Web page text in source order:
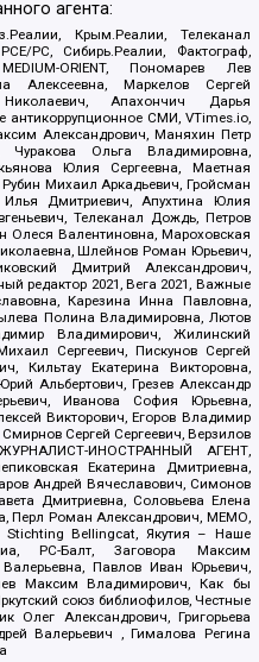
агента:
Крым.Реалии, Телеканал
PC, Сибирь.Реалии, Фактограф,
ORIENT, Пономарев Лев
Алексеевна, Маркелов Сергей
Апахончич Дарья
антикоррупционное СМИ, VTimes.io,
Александрович, Маняхин Петр
Ольга Владимировна,
Юлия Сергеевна, Маетная
Михаил Аркадьевич, Гройсман
Дмитриевич, Апухтина Юлия
Телеканал Дождь, Петров
Олеся Валентиновна, Мароховская
Шлейнов Роман Юрьевич,
Дмитрий Александрович,
редактор 2021, Вега 2021, Важные
Карезина Инна Павловна,
Полина Владимировна, Лютов
Владимирович, Жилинский
Сергеевич, Пискунов Сергей
Кильтау Екатерина Викторовна,
Альбертович, Грезев Александр
Иванова София Юрьевна,
Викторович, Егоров Владимир
Сергей Сергеевич, Верзилов
ИНОСТРАННЫЙ АГЕНТ,
Екатерина Дмитриевна,
Андрей Вячеславович, Симонов
Дмитриевна, Соловьева Елена
Перл Роман Александрович, МЕМО,
Stichting Bellingcat, Якутия – Наше
РС-Балт, Заговора Максим
Павлов Иван Юрьевич,
Максим Владимирович, Как бы
союз библиофилов, Честные
Олег Александрович, Григорьева
Валерьевич , Гималова Регина